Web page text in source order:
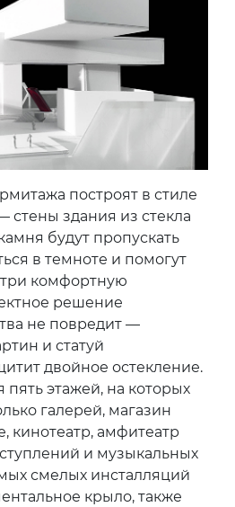
построят в стиле
стены здания из стекла
будут пропускать
в темноте и помогут
комфортную
решение
не повредит —
и статуй
двойное остекление.
пять этажей, на которых
галерей, магазин
кинотеатр, амфитеатр
и музыкальных
смелых инсталляций
крыло, также